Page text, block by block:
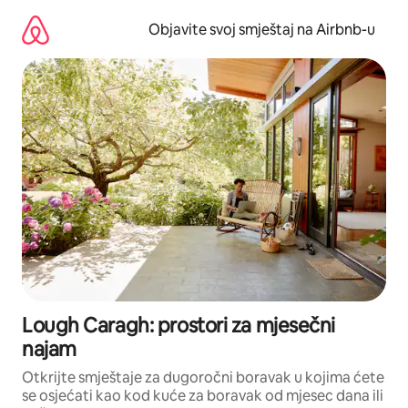
sadržaj
Objavite svoj smještaj na Airbnb-u
Lough Caragh: prostori za mjesečni
najam
Otkrijte smještaje za dugoročni boravak u kojima ćete
se osjećati kao kod kuće za boravak od mjesec dana ili